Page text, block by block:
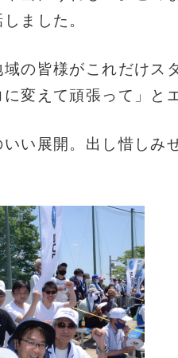
ました。
の皆様がこれだけス
変えて頑張って」と
い展開。出し惜しみ